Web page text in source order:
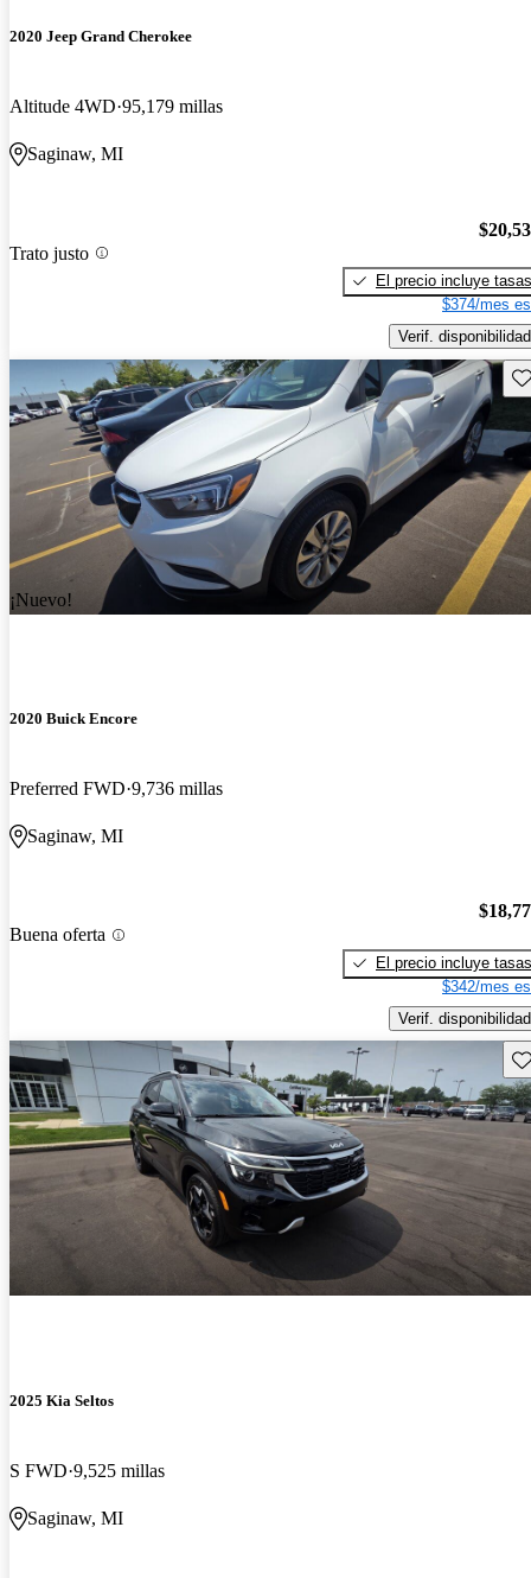
2020 Jeep Grand Cherokee
Altitude 4WD 95,179 millas
Saginaw, MI
Trato justo
El precio incluye tasas
$374/mes
Verif. disponibilidad
¡Nuevo!
2020 Buick Encore
Preferred FWD 9,736 millas
Saginaw, MI
Buena oferta
El precio incluye tasas
$342/mes
Verif. disponibilidad
2025 Kia Seltos
S FWD 9,525 millas
Saginaw, MI